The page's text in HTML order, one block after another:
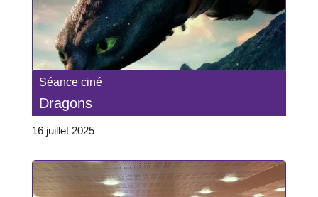
Séance ciné
Dragons
16 juillet 2025